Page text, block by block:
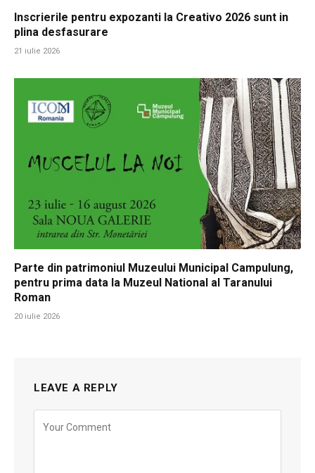
Inscrierile pentru expozanti la Creativo 2026 sunt in
plina desfasurare
21 iulie 2026
Parte din patrimoniul Muzeului Municipal Campulung,
pentru prima data la Muzeul National al Taranului
Roman
20 iulie 2026
LEAVE A REPLY